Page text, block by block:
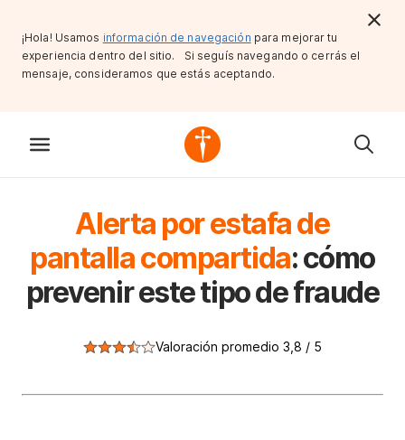
¡Hola! Usamos información de navegación para mejorar tu
experiencia dentro del sitio. Si seguís navegando o cerrás el
mensaje, consideramos que estás aceptando.
Alerta por estafa de
pantalla compartida: cómo
prevenir este tipo de fraude
Valoración promedio 3,8 / 5